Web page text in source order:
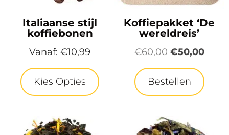
Italiaanse stijl
koffiebonen
Vanaf: €10,99
Kies Opties
Koffiepakket ‘De
wereldreis’
€60,00 €50,00
Bestellen